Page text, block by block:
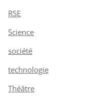
RSE
Science
société
technologie
Théâtre